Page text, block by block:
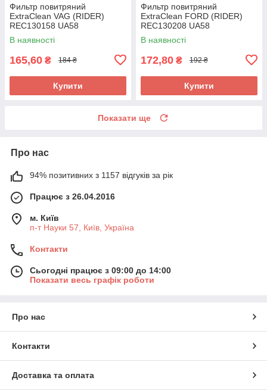
Фильтр повитряний
ExtraClean VAG (RIDER)
REC130158 UA58
В наявності
165,60 ₴ 184 ₴
Купити
Фильтр повитряний
ExtraClean FORD (RIDER)
REC130208 UA58
В наявності
172,80 ₴ 192 ₴
Купити
Показати ще
Про нас
94% позитивних з 1157 відгуків за рік
Працює з 26.04.2016
м. Київ
п-т Науки 57, Київ, Україна
Контакти
Сьогодні працює з 09:00 до 14:00
Показати весь графік роботи
Про нас
Контакти
Доставка та оплата